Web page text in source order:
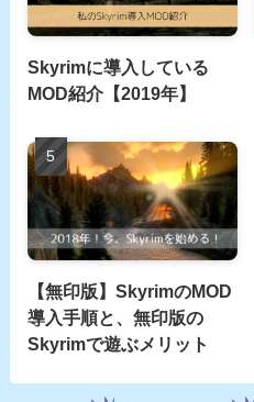
Skyrimに導入している
MOD紹介【2019年】
【無印版】SkyrimのMOD
導入手順と、無印版の
Skyrimで遊ぶメリット